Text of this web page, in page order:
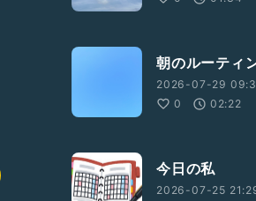
朝のルーティ
2026-07-29
0
02:22
今日の私
2026-07-25